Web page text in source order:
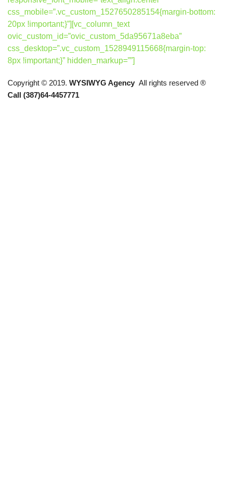
css_mobile=”.vc_custom_1527650285154{margin-bottom:
20px !important;}”][vc_column_text
ovic_custom_id=”ovic_custom_5da95671a8eba”
css_desktop=”.vc_custom_1528949115668{margin-top:
8px !important;}” hidden_markup=””]
Copyright © 2019. WYSIWYG Agency All rights reserved ®
Call (387)64-4457771